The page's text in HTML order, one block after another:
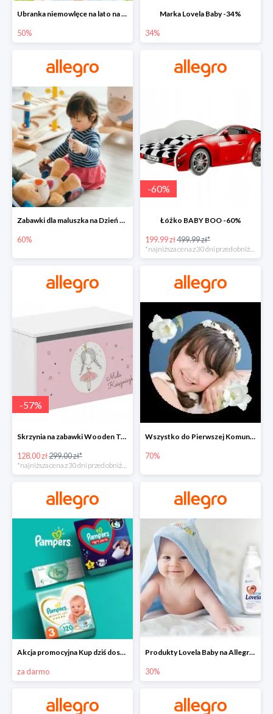
Ubranka niemowlęce na lato na Allegro do -50%
50%
Marka Lovela Baby -34%
34%
Zabawki dla maluszka na Dzień Dziecka na Allegro do -60%
60%
-60%
Łóżko BABY BOO -60%
199.99 zł499.99 zł*
*najniższa cena z 30 dni przed obniżką
-57%
Skrzynia na zabawki Wooden Toys -57%
128.00 zł299.00 zł*
Wszystko do Pierwszej Komunii na Allegro do -70%
70%
Akcja promocyjna Kup dziś dostawa jutro
za darmo
Produkty Lovela Baby na Allegro do -30%
30%